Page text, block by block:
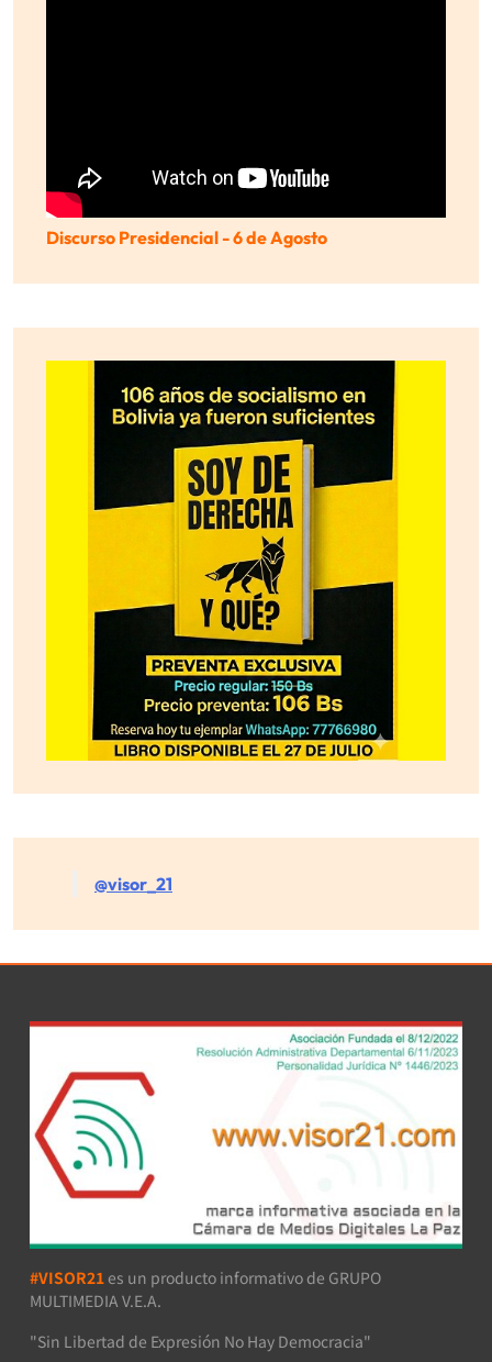
Discurso Presidencial - 6 de Agosto
@visor_21
#VISOR21 es un producto informativo de GRUPO
MULTIMEDIA V.E.A.
"Sin Libertad de Expresión No Hay Democracia"